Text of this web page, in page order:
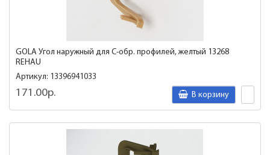
GOLA Угол наружный для C-обр. профилей, желтый 13268
REHAU
Артикул: 13396941033
171.00р. В корзину